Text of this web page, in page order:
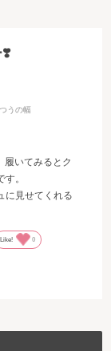
❣️
うの幅
履いてみるとク
。
に見せてくれる
Like! 0